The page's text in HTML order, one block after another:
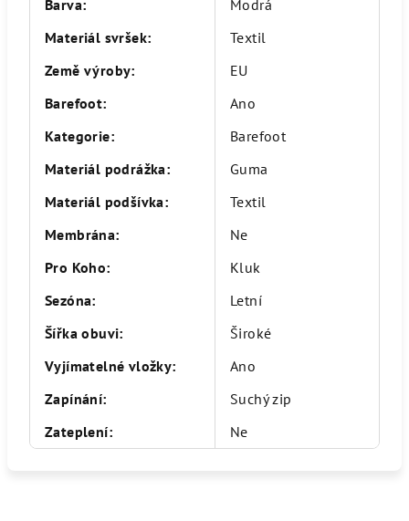
Barva:
Modrá
Materiál svršek:
Textil
Země výroby:
EU
Barefoot:
Ano
Kategorie:
Barefoot
Materiál podrážka:
Guma
Materiál podšívka:
Textil
Membrána:
Ne
Pro Koho:
Kluk
Sezóna:
Letní
Šířka obuvi:
Široké
Vyjímatelné vložky:
Ano
Zapínání:
Suchý zip
Zateplení: Ne